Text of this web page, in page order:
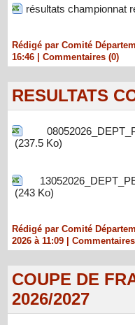
résultats championnat
Rédigé par Comité
16:46
Commentaires (0)
RESULTATS
(237.5 Ko)
(243 Ko)
Rédigé par Comité
2026 à 11:09
COUPE DE
2026/2027